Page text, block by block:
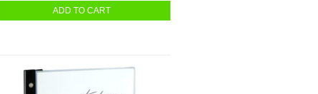
ADD TO CART